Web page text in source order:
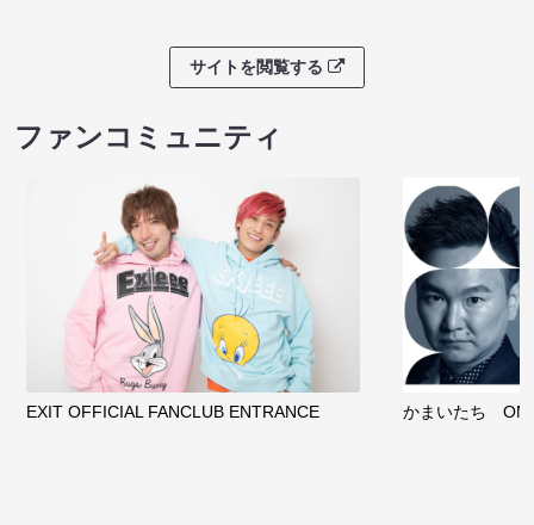
サイトを閲覧する
ファンコミュニティ
EXIT OFFICIAL FANCLUB ENTRANCE かまいたち